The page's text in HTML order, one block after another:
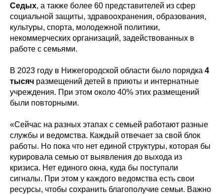
Седых, а также более 60 представителей из сфер
социальной защиты, здравоохранения, образования,
культуры, спорта, молодежной политики,
некоммерческих организаций, задействованных в
работе с семьями.
В 2023 году в Нижегородской области было порядка 4
тысяч размещений детей в приюты и интернатные
учреждения. При этом около 40% этих размещений
были повторными.
«Сейчас на разных этапах с семьей работают разные
службы и ведомства. Каждый отвечает за свой блок
работы. Но пока что нет единой структуры, которая бы
курировала семью от выявления до выхода из
кризиса. Нет единого окна, куда бы поступали
сигналы. При этом у каждого ведомства есть свои
ресурсы, чтобы сохранить благополучие семьи. Важно